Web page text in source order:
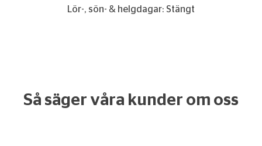
Lör-, sön- & helgdagar: Stängt
Så säger våra kunder om oss